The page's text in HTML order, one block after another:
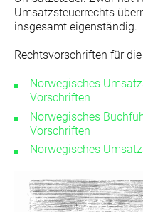
Umsatzsteuerrechts
insgesamt eigenständig.
Rechtsvorschriften für
Norwegisches
Vorschriften
Norwegisches
Vorschriften
Norwegisches